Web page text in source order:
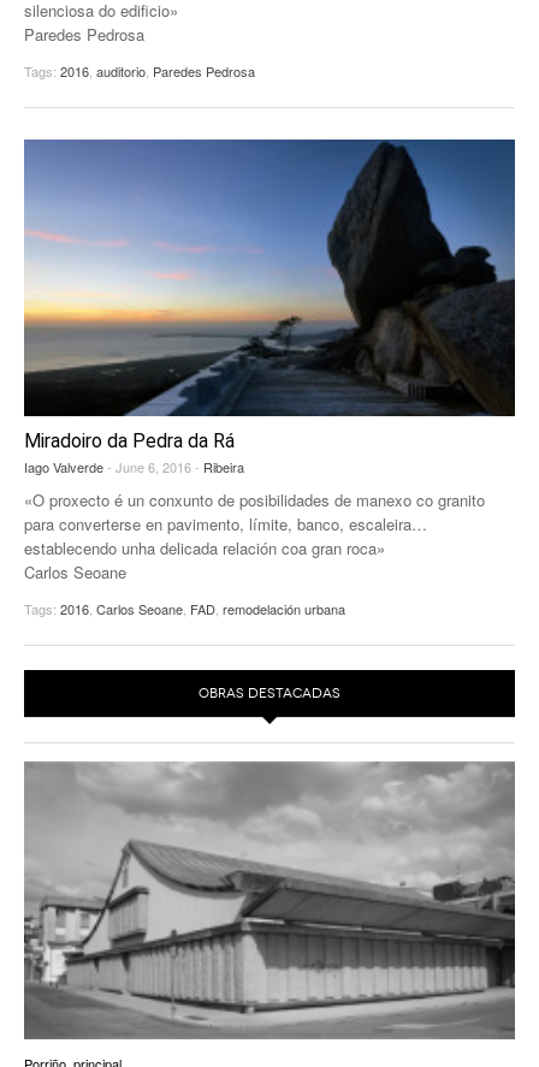
silenciosa do edificio»
Paredes Pedrosa
Tags: 2016 auditorio Paredes Pedrosa
Miradoiro da Pedra da Rá
Iago Valverde- June 6, 2016 - Ribeira
«O proxecto é un conxunto de posibilidades de manexo co granito
para converterse en pavimento, límite, banco, escaleira…
establecendo unha delicada relación coa gran roca»
Carlos Seoane
Tags: 2016, Carlos Seoane, FAD, remodelación urbana
OBRAS DESTACADAS